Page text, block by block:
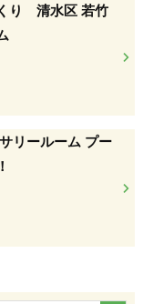
り 清水区 若竹
リールーム プー